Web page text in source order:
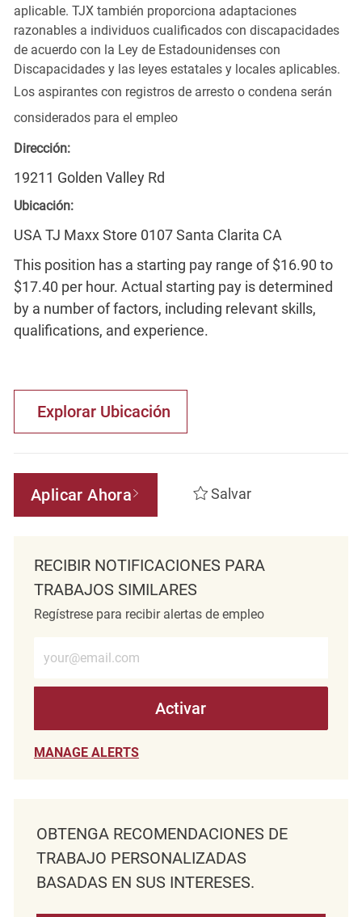
aplicable. TJX también proporciona adaptaciones
razonables a individuos cualificados con discapacidades
de acuerdo con la Ley de Estadounidenses con
Discapacidades y las leyes estatales y locales aplicables.
Los aspirantes con registros de arresto o condena serán
considerados para el empleo
Dirección:
19211 Golden Valley Rd
Ubicación:
USA TJ Maxx Store 0107 Santa Clarita CA
This position has a starting pay range of $16.90 to
$17.40 per hour. Actual starting pay is determined
by a number of factors, including relevant skills,
qualifications, and experience.
Explorar Ubicación
Aplicar Ahora Salvar
RECIBIR NOTIFICACIONES PARA
TRABAJOS SIMILARES
Regístrese para recibir alertas de empleo
Activar
MANAGE ALERTS
OBTENGA RECOMENDACIONES DE
TRABAJO PERSONALIZADAS
BASADAS EN SUS INTERESES.